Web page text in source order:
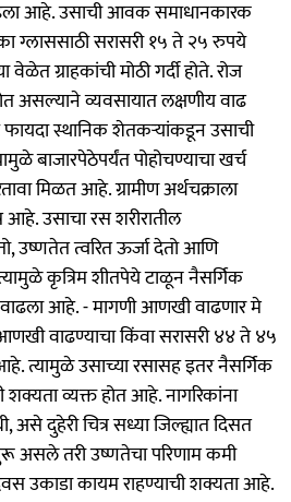
आहे. उसाची आवक समाधानकारक
ग्लाससाठी सरासरी १५ ते २५ रुपये
ग्राहकांची मोठी गर्दी होते. रोज
असल्याने व्यवसायात लक्षणीय वाढ
स्थानिक शेतकऱ्यांकडून उसाची
बाजारपेठेपर्यंत पोहोचण्याचा खर्च
मिळत आहे. ग्रामीण अर्थचक्राला
उसाचा रस शरीरातील
उष्णतेत त्वरित ऊर्जा देतो आणि
कृत्रिम शीतपेये टाळून नैसर्गिक
वाढला आहे. - मागणी आणखी वाढणार मे
वाढण्याचा किंवा सरासरी ४४ ते ४५
त्यामुळे उसाच्या रसासह इतर नैसर्गिक
शक्यता व्यक्त होत आहे. नागरिकांना
असे दुहेरी चित्र सध्या जिल्ह्यात दिसत
असले तरी उष्णतेचा परिणाम कमी
उकाडा कायम राहण्याची शक्यता आहे.